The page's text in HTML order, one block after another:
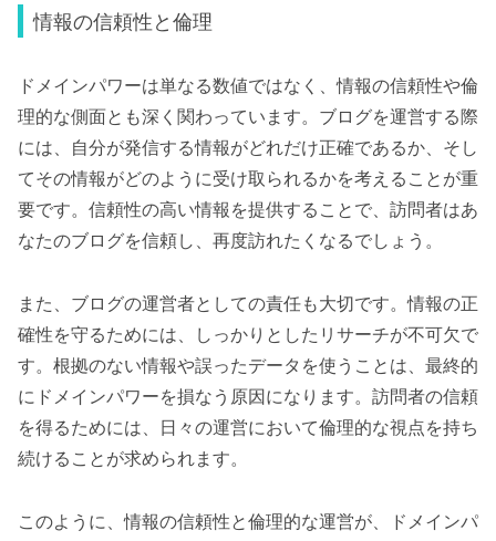
情報の信頼性と倫理
ドメインパワーは単なる数値ではなく、情報の信頼性や倫
理的な側面とも深く関わっています。ブログを運営する際
には、自分が発信する情報がどれだけ正確であるか、そし
てその情報がどのように受け取られるかを考えることが重
要です。信頼性の高い情報を提供することで、訪問者はあ
なたのブログを信頼し、再度訪れたくなるでしょう。
また、ブログの運営者としての責任も大切です。情報の正
確性を守るためには、しっかりとしたリサーチが不可欠で
す。根拠のない情報や誤ったデータを使うことは、最終的
にドメインパワーを損なう原因になります。訪問者の信頼
を得るためには、日々の運営において倫理的な視点を持ち
続けることが求められます。
このように、情報の信頼性と倫理的な運営が、ドメインパ